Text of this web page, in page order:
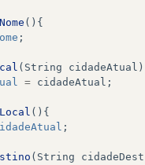
(){
;
( String cidadeAtual
= cidadeAtual ;
(){
;
( String